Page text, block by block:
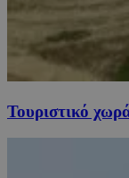
Τουριστικό